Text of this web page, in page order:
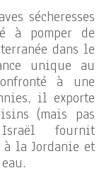
sécheresses
à pomper de
dans le
unique au
à une
il exporte
(mais pas
fournit
la Jordanie et